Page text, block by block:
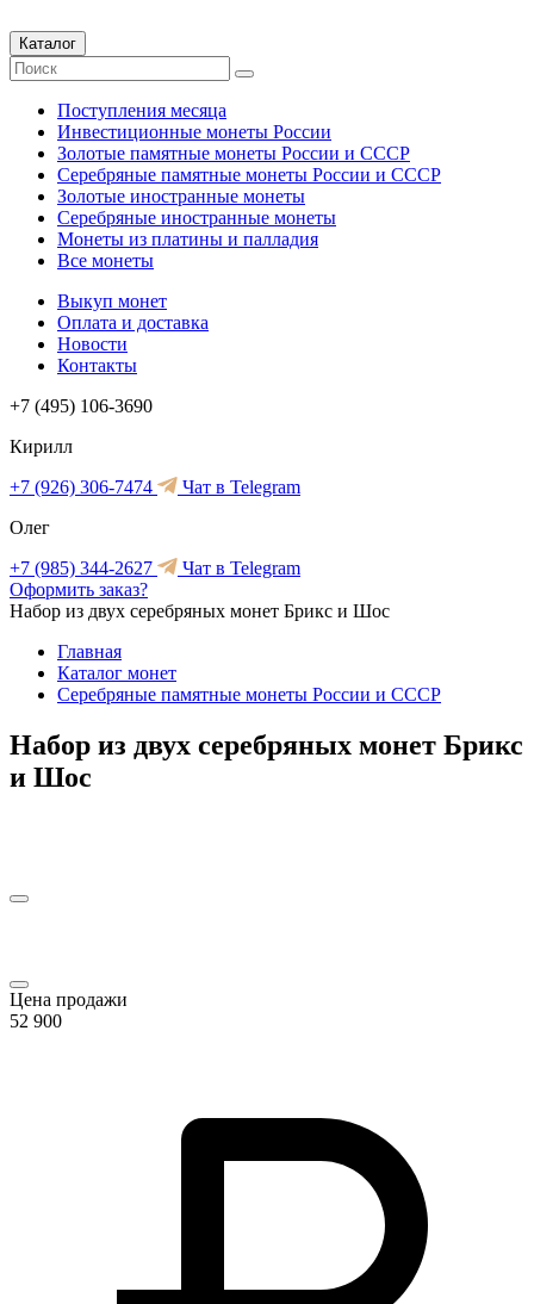
Каталог
Поступления месяца
Инвестиционные монеты России
Золотые памятные монеты России и СССР
Серебряные памятные монеты России и СССР
Золотые иностранные монеты
Серебряные иностранные монеты
Монеты из платины и палладия
Все монеты
Выкуп монет
Оплата и доставка
Новости
Контакты
+7 (495) 106-3690
Кирилл
+7 (926) 306-7474
Чат в Telegram
Олег
+7 (985) 344-2627
Чат в Telegram
Оформить заказ?
Набор из двух серебряных монет Брикс и Шос
Главная
Каталог монет
Серебряные памятные монеты России и СССР
Набор из двух серебряных монет Брикс
и Шос
Цена продажи
52 900